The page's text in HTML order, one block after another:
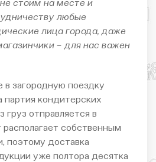
стоим на месте и
любые
лица города, даже
– для нас важен
в загородную поездку
партия кондитерских
груз отправляется в
располагает собственным
поэтому доставка
уже полтора десятка